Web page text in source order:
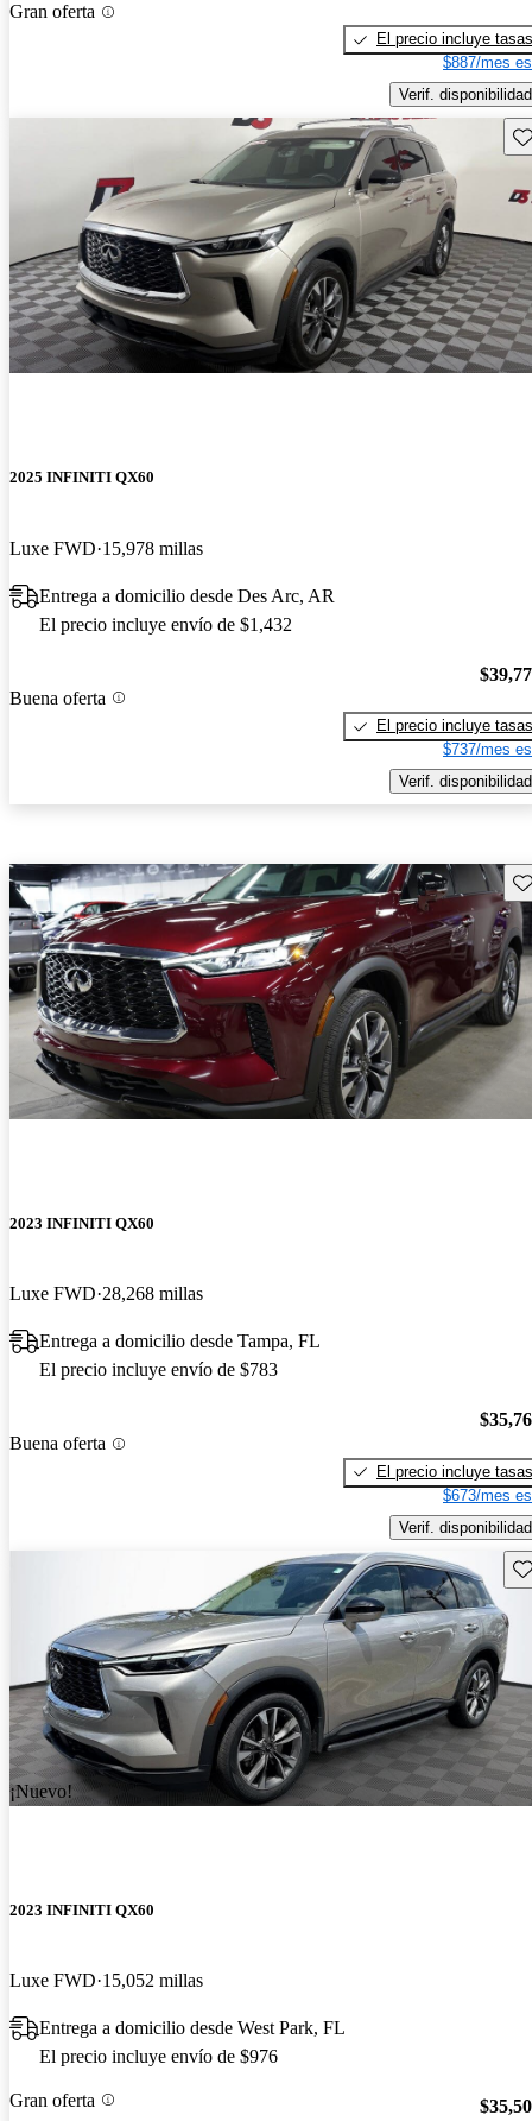
Gran oferta
El precio incluye tasas
$887/mes
Verif. disponibilidad
2025 INFINITI QX60
Luxe FWD 15,978 millas
Entrega a domicilio desde Des Arc, AR
El precio incluye envío de $1,432
Buena oferta
El precio incluye tasas
$737/mes
Verif. disponibilidad
2023 INFINITI QX60
Luxe FWD 28,268 millas
Entrega a domicilio desde Tampa, FL
El precio incluye envío de $783
Buena oferta
El precio incluye tasas
$673/mes
Verif. disponibilidad
¡Nuevo!
2023 INFINITI QX60
Luxe FWD 15,052 millas
Entrega a domicilio desde West Park, FL
El precio incluye envío de $976
Gran oferta